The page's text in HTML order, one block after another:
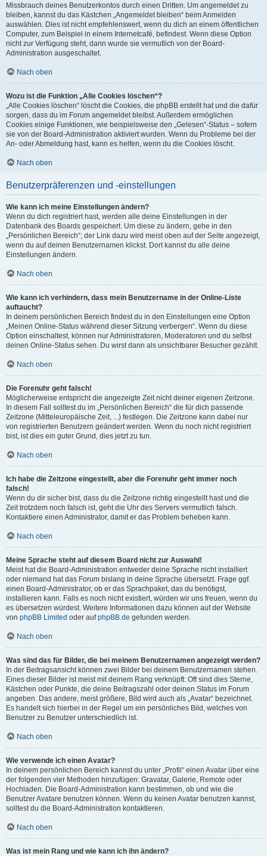
Missbrauch deines Benutzerkontos durch einen Dritten. Um angemeldet zu
bleiben, kannst du das Kästchen „Angemeldet bleiben“ beim Anmelden
auswählen. Dies ist nicht empfehlenswert, wenn du dich an einem öffentlichen
Computer, zum Beispiel in einem Internetcafé, befindest. Wenn diese Option
nicht zur Verfügung steht, dann wurde sie vermutlich von der Board-
Administration ausgeschaltet.
Nach oben
Wozu ist die Funktion „Alle Cookies löschen“?
„Alle Cookies löschen“ löscht die Cookies, die phpBB erstellt hat und die dafür
sorgen, dass du im Forum angemeldet bleibst. Außerdem ermöglichen
Cookies einige Funktionen, wie beispielsweise den „Gelesen“-Status – sofern
sie von der Board-Administration aktiviert wurden. Wenn du Probleme bei der
An- oder Abmeldung hast, kann es helfen, wenn du die Cookies löscht.
Nach oben
Benutzerpräferenzen und -einstellungen
Wie kann ich meine Einstellungen ändern?
Wenn du dich registriert hast, werden alle deine Einstellungen in der
Datenbank des Boards gespeichert. Um diese zu ändern, gehe in den
„Persönlichen Bereich“; der Link dazu wird meist oben auf der Seite angezeigt,
wenn du auf deinen Benutzernamen klickst. Dort kannst du alle deine
Einstellungen ändern.
Nach oben
Wie kann ich verhindern, dass mein Benutzername in der Online-Liste
auftaucht?
In deinem persönlichen Bereich findest du in den Einstellungen eine Option
„Meinen Online-Status während dieser Sitzung verbergen“. Wenn du diese
Option einschaltest, können nur Administratoren, Moderatoren und du selbst
deinen Online-Status sehen. Du wirst dann als unsichtbarer Besucher gezählt.
Nach oben
Die Forenuhr geht falsch!
Möglicherweise entspricht die angezeigte Zeit nicht deiner eigenen Zeitzone.
In diesem Fall solltest du im „Persönlichen Bereich“ die für dich passende
Zeitzone (Mitteleuropäische Zeit, ...) festlegen. Die Zeitzone kann dabei nur
von registrierten Benutzern geändert werden. Wenn du noch nicht registriert
bist, ist dies ein guter Grund, dies jetzt zu tun.
Nach oben
Ich habe die Zeitzone eingestellt, aber die Forenuhr geht immer noch
falsch!
Wenn du dir sicher bist, dass du die Zeitzone richtig eingestellt hast und die
Zeit trotzdem noch falsch ist, geht die Uhr des Servers vermutlich falsch.
Kontaktiere einen Administrator, damit er das Problem beheben kann.
Nach oben
Meine Sprache steht auf diesem Board nicht zur Auswahl!
Meist hat die Board-Administration entweder deine Sprache nicht installiert
oder niemand hat das Forum bislang in deine Sprache übersetzt. Frage ggf.
einen Board-Administrator, ob er das Sprachpaket, das du benötigst,
installieren kann. Falls es noch nicht existiert, würden wir uns freuen, wenn du
es übersetzen würdest. Weitere Informationen dazu können auf der Website
von phpBB Limited oder aufphpBB.de gefunden werden.
Nach oben
Was sind das für Bilder, die bei meinem Benutzernamen angezeigt werden?
In der Beitragsansicht können zwei Bilder bei deinem Benutzernamen stehen.
Eines dieser Bilder ist meist mit deinem Rang verknüpft: Oft sind dies Sterne,
Kästchen oder Punkte, die deine Beitragszahl oder deinen Status im Forum
angeben. Das andere, meist größere, Bild wird auch als „Avatar“ bezeichnet.
Es handelt sich hierbei in der Regel um ein persönliches Bild, welches von
Benutzer zu Benutzer unterschiedlich ist.
Nach oben
Wie verwende ich einen Avatar?
In deinem persönlichen Bereich kannst du unter „Profil“ einen Avatar über eine
der folgenden vier Methoden hinzufügen: Gravatar, Galerie, Remote oder
Hochladen. Die Board-Administration kann bestimmen, ob und wie die
Benutzer Avatare benutzen können. Wenn du keinen Avatar benutzen kannst,
solltest du die Board-Administration kontaktieren.
Nach oben
Was ist mein Rang und wie kann ich ihn ändern?